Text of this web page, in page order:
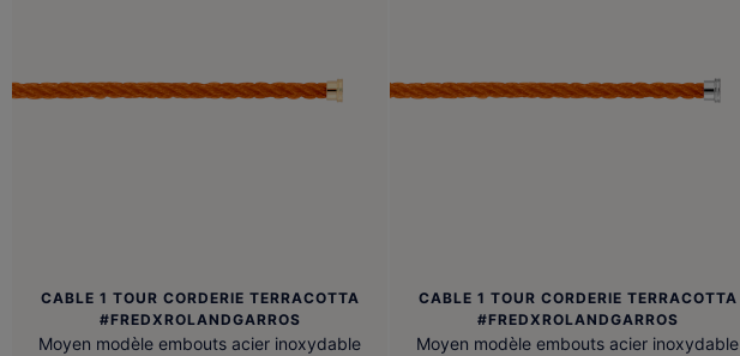
CABLE 1 TOUR CORDERIE TERRACOTTA
#FREDXROLANDGARROS
Moyen modèle embouts acier inoxydable
CABLE 1 TOUR CORDERIE TERRACOTTA
#FREDXROLANDGARROS
Moyen modèle embouts acier inoxydable